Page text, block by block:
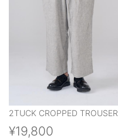
2TUCK CROPPED TROUSER
¥19,800